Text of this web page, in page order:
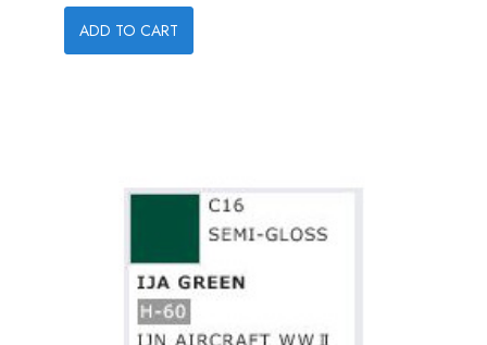
ADD TO CART